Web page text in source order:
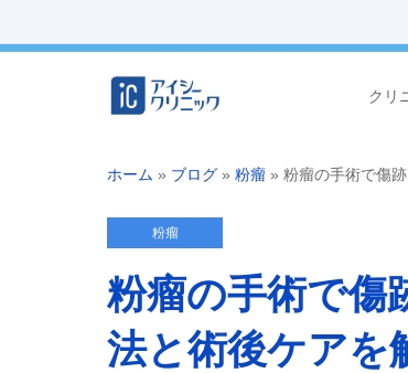
クリ
ホーム » ブログ » 粉瘤 » 粉瘤の手術で傷
粉瘤
粉瘤の手術で傷
法と術後ケアを